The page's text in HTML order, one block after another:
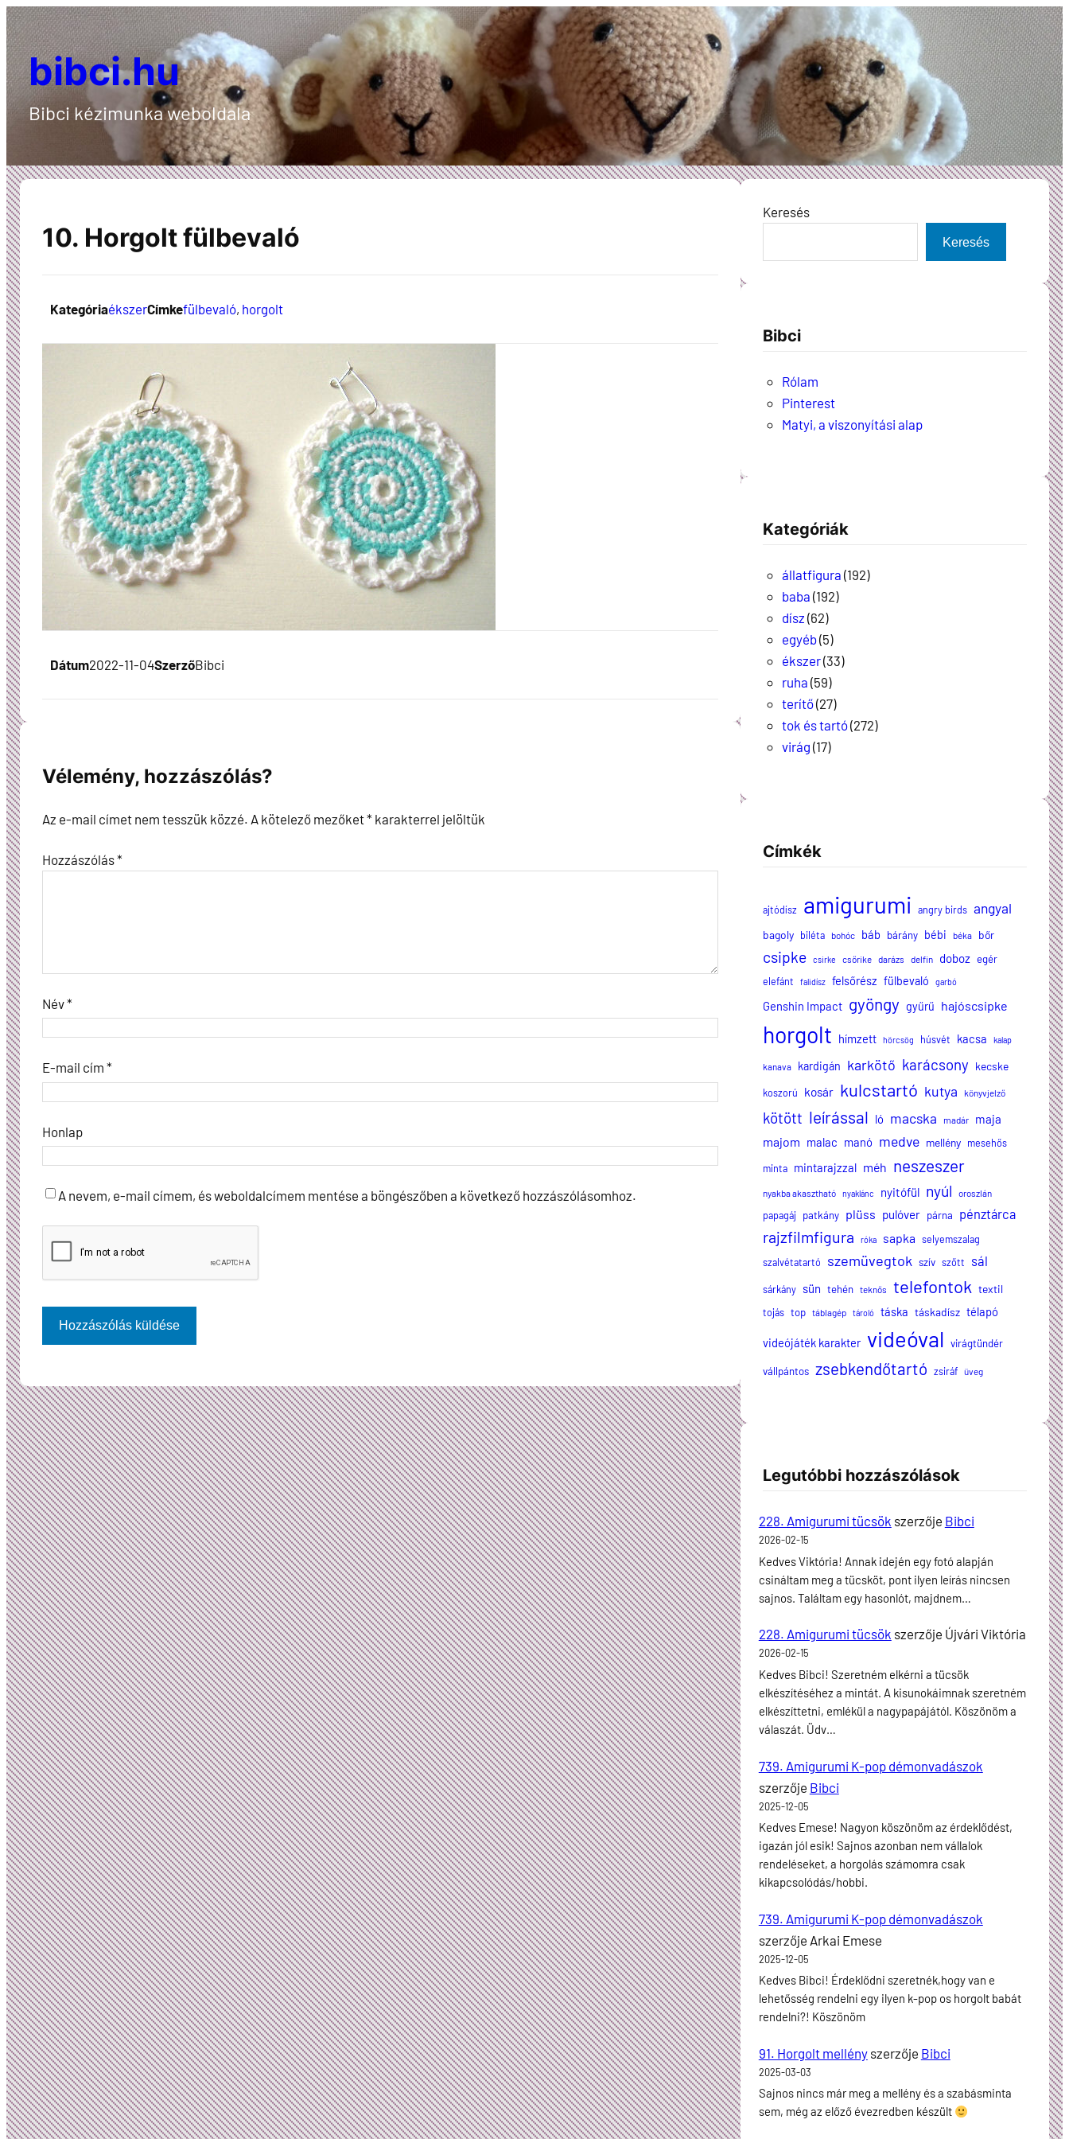
Ugrás
a
tartalomhoz
bibci.hu
Bibci kézimunka weboldala
10. Horgolt fülbevaló
KategóriaékszerCímkefülbevaló, horgolt
Dátum2022-11-04SzerzőBibci
Vélemény, hozzászólás?
Az e-mail címet nem tesszük közzé. A kötelező mezőket* karakterrel jelöltük
Hozzászólás*
Név*
E-mail cím *
Honlap
A nevem, e-mail címem, és weboldalcímem mentése a böngészőben a következő hozzászólásomhoz.
Keresés
Keresés
Bibci
Rólam
Pinterest
Matyi, a viszonyítási alap
Kategóriák
állatfigura (192)
baba (192)
dísz (62)
egyéb(5)
ékszer(33)
ruha (59)
terítő(27)
tok és tartó(272)
virág (17)
Címkék
ajtódísz amigurumi angry birds angyal
bagoly biléta bohóc báb bárány bébi béka bőr
csipke csirke csőrike darázs delfin doboz egér
elefánt
falidísz felsőrész fülbevaló garbó
Genshin Impact gyöngy gyűrű hajóscsipke
horgolt hímzett hörcsög húsvét kacsa kalap
kanava kardigán karkötő karácsony kecske
koszorú kosár kulcstartó kutya könyvjelző
kötött leírással ló macska madár maja
majom malac manó medve mellény mesehős
minta mintarajzzal méh neszeszer
nyakba akasztható nyaklánc nyitófül nyúl oroszlán
papagáj patkány plüss pulóver párna pénztárca
rajzfilmfigura róka sapka selyemszalag
szalvétatartó
szemüvegtok szív szőtt sál
sárkány sün tehén teknős telefontok textil
tojás top táblagép tároló táska táskadísz télapó
videójáték karakter videóval virágtündér
vállpántos zsebkendőtartó zsiráf üveg
Legutóbbi hozzászólások
228. Amigurumi tücsök szerzője Bibci
2026-02-15
Kedves Viktória! Annak idején egy fotó alapján
csináltam meg a tücsköt, pont ilyen leírás nincsen
sajnos. Találtam egy hasonlót, majdnem…
228. Amigurumi tücsök szerzője Újvári Viktória
2026-02-15
Kedves Bibci! Szeretném elkérni a tücsök
elkészítéséhez a mintát. A kisunokáimnak szeretném
elkészíttetni, emlékül a nagypapájától. Köszönöm a
válaszát. Üdv…
739. Amigurumi K-pop démonvadászok
szerzője Bibci
2025-12-05
Kedves Emese! Nagyon köszönöm az érdeklődést,
igazán jól esik! Sajnos azonban nem vállalok
rendeléseket, a horgolás számomra csak
kikapcsolódás/hobbi.
739. Amigurumi K-pop démonvadászok
szerzője Arkai Emese
2025-12-05
Kedves Bibci! Érdeklődni szeretnék,hogy van e
lehetősség rendelni egy ilyen k-pop os horgolt babát
rendelni?! Köszönöm
91. Horgolt mellényszerzője Bibci
2025-03-03
Sajnos nincs már meg a mellény és a szabásminta
sem, még az előző évezredben készült